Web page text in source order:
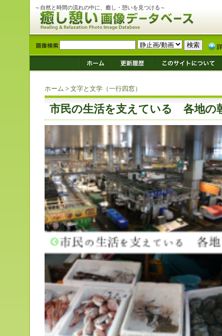
～自然と時間の流れの中に、癒し・憩いを見つける～
ホーム > 文字と文学（一行四窓）
市民の生活を支えている 各地